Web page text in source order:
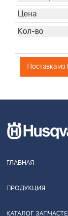
Поставка
ГЛАВНАЯ
ПРОДУКЦИЯ
КАТАЛОГ